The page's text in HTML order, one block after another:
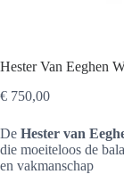
Hester Van Eeghen
€ 750,00
De Hester van
die moeiteloos de
en vakmanschap